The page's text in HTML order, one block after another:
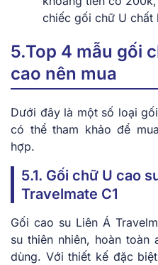
chiếc gối chữ U chất
5.Top 4 mẫu gối
cao nên mua
Dưới đây là một số loại
có thể tham khảo để
hợp.
5.1. Gối chữ U cao
Travelmate C1
Gối cao su Liên Á
su thiên nhiên, hoàn
dùng. Với thiết kế đặc